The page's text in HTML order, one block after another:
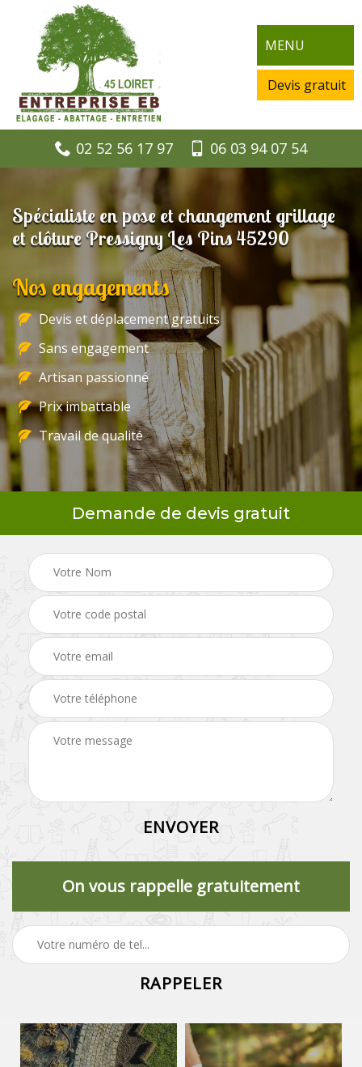
MENU
Devis gratuit
02 52 56 17 97 06 03 94 07 54
Spécialiste en pose et changement grillage
et clôture Pressigny Les Pins 45290
Nos engagements
Devis et déplacement gratuits
Sans engagement
Artisan passionné
Prix imbattable
Travail de qualité
Demande de devis gratuit
On vous rappelle gratuitement